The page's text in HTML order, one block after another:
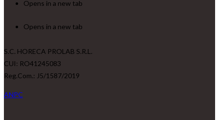
Opens in a new tab
Opens in a new tab
S.C. HORECA PROLAB S.R.L.
CUI: RO41245083
Reg.Com.: J5/1587/2019
ANPC